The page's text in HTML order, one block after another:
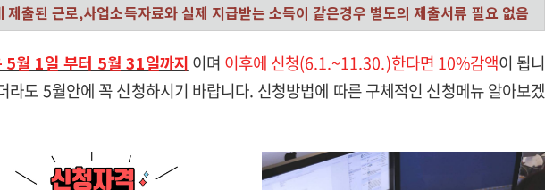
제출된 근로,사업소득자료와 실제 지급받는 소득이 같은경우 별도의 제출서류 필요 없음
5월 1일 부터 5월 31일까지 이며 이후에 신청(6.1.~11.30.)한다면 10%감액이 됩니
라도 5월안에 꼭 신청하시기 바랍니다. 신청방법에 따른 구체적인 신청메뉴 알아보겠